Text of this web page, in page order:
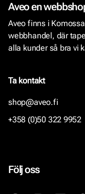
Aveo en
Aveo finns i
webbhandel, där
alla kunder så bra vi
Ta kontakt
shop@aveo.fi
+358 (0)50 322 9952
Följ oss